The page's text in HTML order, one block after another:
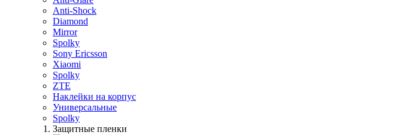
Anti-Shock
Diamond
Mirror
Spolky
Sony Ericsson
Xiaomi
Spolky
ZTE
Наклейки на корпус
Универсальные
Spolky
Защитные пленки